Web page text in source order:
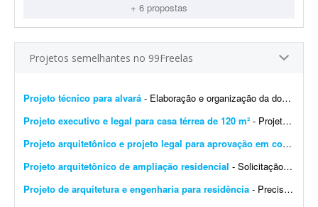
+ 6 propostas
Projetos semelhantes no 99Freelas
Projeto técnico para alvará - Elaboração e organização da documentação para alvará de construção, regularização do imóvel, emissão de ha...
Projeto executivo e legal para casa térrea de 120 m² - Projeto executivo e legal para casa térrea de 120 m². Escopo: - Plantas, cortes e elevações em escala 1:50 (arquivos DWG e PDF) - Modelo 3D atualizado (já existe ...
Projeto arquitetônico e projeto legal para aprovação em condomínio
Projeto arquitetônico de ampliação residencial - Solicitação de projeto de ampliação residencial Gostaria de um projeto para ampliação da minha casa. O que desejo: - Construção de 1 su&ia...
Projeto de arquitetura e engenharia para residência - Preciso de um projeto de arquitetura para uma casa de, no máximo, 150 metros quadrados, com aproximadamente a seguinte distribuição: - 4 suítes - 1 sala - 1 cozinha - 1...